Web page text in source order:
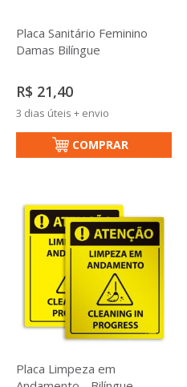
Placa Sanitário Feminino
Damas Bilíngue
R$ 21,40
3 dias úteis + envio
COMPRAR
Placa Limpeza em